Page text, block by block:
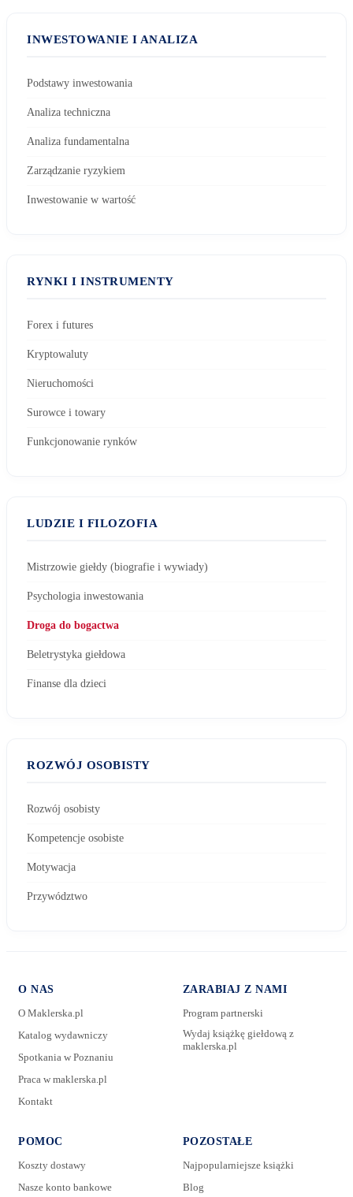
INWESTOWANIE I ANALIZA
Podstawy inwestowania
Analiza techniczna
Analiza fundamentalna
Zarządzanie ryzykiem
Inwestowanie w wartość
RYNKI I INSTRUMENTY
Forex i futures
Kryptowaluty
Nieruchomości
Surowce i towary
Funkcjonowanie rynków
LUDZIE I FILOZOFIA
Mistrzowie giełdy (biografie i wywiady)
Psychologia inwestowania
Droga do bogactwa
Beletrystyka giełdowa
Finanse dla dzieci
ROZWÓJ OSOBISTY
Rozwój osobisty
Kompetencje osobiste
Motywacja
Przywództwo
O NAS
O Maklerska.pl
Katalog wydawniczy
Spotkania w Poznaniu
Praca w maklerska.pl
Kontakt
ZARABIAJ Z NAMI
Program partnerski
Wydaj książkę giełdową z
maklerska.pl
POMOC
Koszty dostawy
Nasze konto bankowe
POZOSTAŁE
Najpopularniejsze książki
Blog
E-mail: